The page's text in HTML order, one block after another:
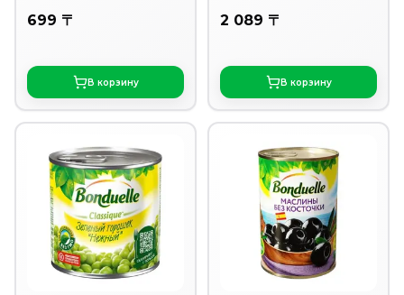
699 〒
В корзину
2 089 〒
В корзину